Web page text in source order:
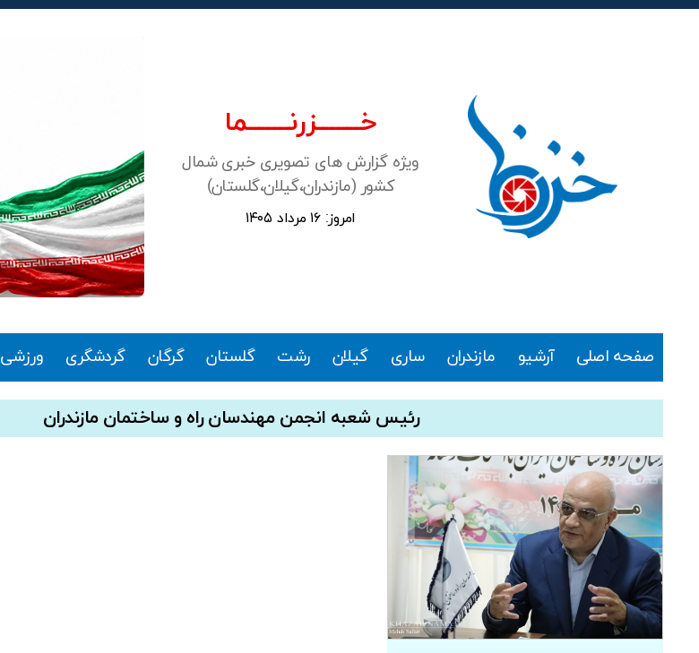
خـــــــزرنـــــــما
ویژه گزارش های تصویری خبری شمال
کشور (مازندران،گیلان،گلستان)
امروز: ۱۶ مرداد ۱۴۰۵
صفحه اصلی آرشیو مازندران ساری گیلان رشت گلستان گرگان گردشگری ورزشی
رئیس شعبه انجمن مهندسان راه و ساختمان مازندران